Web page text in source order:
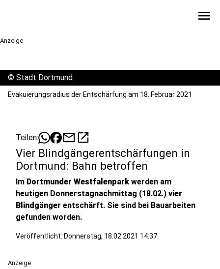
menu
Anzeige
© Stadt Dortmund
Evakuierungsradius der Entschärfung am 18. Februar 2021
Teilen: mailopen_in_new
Vier Blindgängerentschärfungen in
Dortmund: Bahn betroffen
Im Dortmunder Westfalenpark werden am
heutigen Donnerstagnachmittag (18.02.) vier
Blindgänger entschärft. Sie sind bei Bauarbeiten
gefunden worden.
Veröffentlicht: Donnerstag, 18.02.2021 14:37
Anzeige